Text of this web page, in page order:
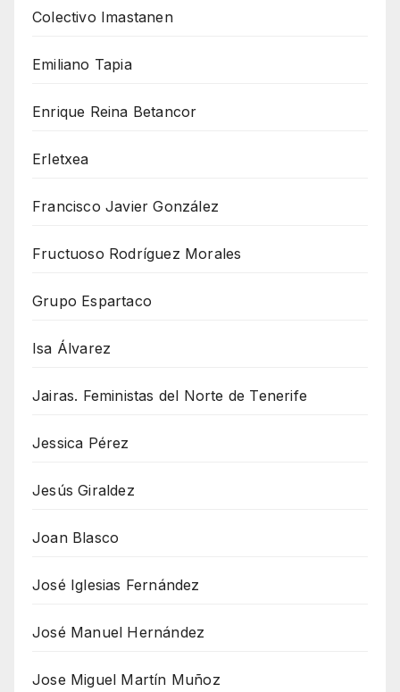
Colectivo Imastanen
Emiliano Tapia
Enrique Reina Betancor
Erletxea
Francisco Javier González
Fructuoso Rodríguez Morales
Grupo Espartaco
Isa Álvarez
Jairas. Feministas del Norte de Tenerife
Jessica Pérez
Jesús Giraldez
Joan Blasco
José Iglesias Fernández
José Manuel Hernández
Jose Miguel Martín Muñoz